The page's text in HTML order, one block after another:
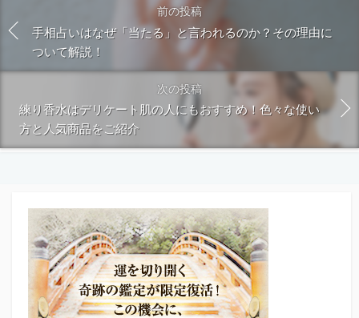
前の投稿
手相占いはなぜ「当たる」と言われるのか？その理由に
ついて解説！
次の投稿
練り香水はデリケート肌の人にもおすすめ！色々な使い
方と人気商品をご紹介